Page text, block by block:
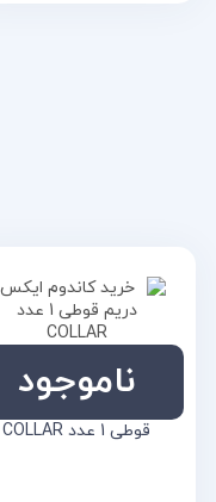
ناموجود
خرید کاندوم ایکس دریم
قوطی 1 عدد COLLAR